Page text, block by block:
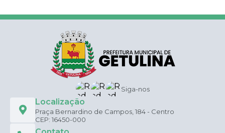
Siga-nos
Localização
Praça Bernardino de Campos, 184 - Centro
CEP: 16450-000